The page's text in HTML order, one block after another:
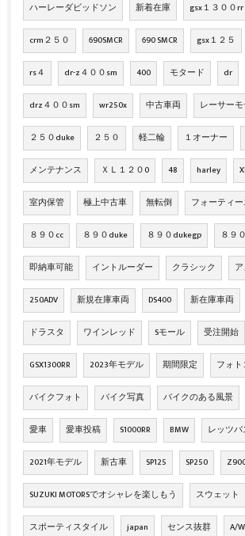
ハーレーダビッドソン 新着在庫 gsx１３００rr
crm２５０ 690SMCR 690 SMCR gsx１２５
rs４ dr-z４００sm 400 モタード dr
drz４００sm wr250x 中古車両 レーサー
２５０duke ２５０ 軽二輪 １オーナー
メンテナンス ＸＬ１２０0 48 harley
室内保管 極上中古車 無転倒 フォーティ
８９０cc ８９０duke ８９０dukegp ８９
即納車可能 イントルーダー クラシック
250ADV 新規在庫車両 DS400 新在庫車両
ドラスタ ワインレッド Sモール 受注開始
GSX1300RR 2023年モデル 期間限定 フォ
バイクフォト バイク写真 バイクのある風景
愛車 愛車投稿 S1000RR BMW レッツ
2021年モデル 新古車 SP125 SP250
SUZUKI MOTORSでオシャレを楽しもう スウェット
スポーティスタイル japan センス抜群 A/W